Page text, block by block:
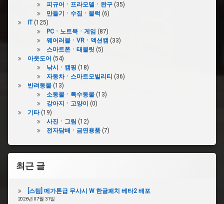
피규어ㆍ프라모델ㆍ완구(35)
만들기ㆍ수집ㆍ블럭 (6)
IT(125)
PCㆍ노트북ㆍ게임 (87)
웨어러블ㆍVRㆍ액션캠 (33)
스마트폰ㆍ태블릿 (5)
아웃도어 (54)
낚시ㆍ캠핑 (18)
자동차ㆍ스마트모빌리티 (36)
반려동물(13)
소동물ㆍ특수동물(13)
강아지ㆍ고양이
(0)
기타(19)
사진ㆍ그림 (12)
전자담배ㆍ금연용품(7)
최근 글
[스팀] 메가톤급 무사시 W 한글패치 베타2 배포
2026년 07월 31일